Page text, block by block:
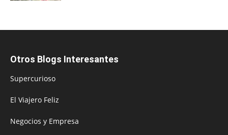
Otros Blogs Interesantes
Supercurioso
El Viajero Feliz
Negocios y Empresa